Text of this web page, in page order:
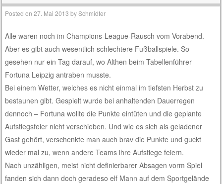
Posted on27. Mai 2013 bySchmidter
Alle waren noch im Champions-League-Rausch vom Vorabend.
Aber es gibt auch wesentlich schlechtere Fußballspiele. So
gesehen nur ein Tag darauf, wo Althen beim Tabellenführer
Fortuna Leipzig antraben musste.
Bei einem Wetter, welches es nicht einmal im tiefsten Herbst zu
bestaunen gibt. Gespielt wurde bei anhaltenden Dauerregen
dennoch – Fortuna wollte die Punkte eintüten und die geplante
Aufstiegsfeier nicht verschieben. Und wie es sich als geladener
Gast gehört, verschenkte man auch brav die Punkte und guckt
wieder mal zu, wenn andere Teams ihre Aufstiege feiern.
Nach unzähligen, meist nicht definierbarer Absagen vorm Spiel
fanden sich dann doch geradeso elf Mann auf dem Sportgelände